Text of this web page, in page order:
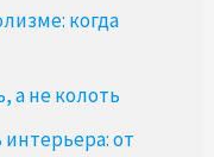
когда
а не колоть
от